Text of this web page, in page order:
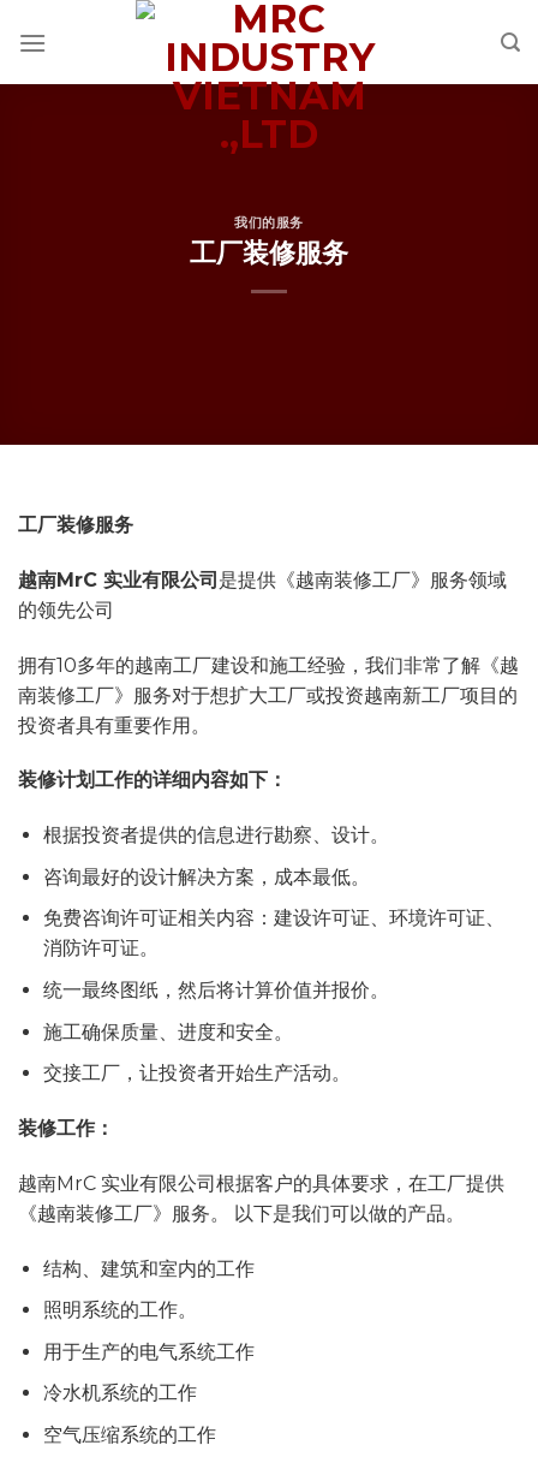
我们的服务
工厂装修服务
工厂装修服务
越南MrC 实业有限公司 是提供《越南装修工厂》服务领域
的领先公司
拥有10多年的越南工厂建设和施工经验，我们非常了解《越
南装修工厂》服务对于想扩大工厂或投资越南新工厂项目的
投资者具有重要作用。
装修计划工作的详细内容如下：
根据投资者提供的信息进行勘察、设计。
咨询最好的设计解决方案，成本最低。
免费咨询许可证相关内容：建设许可证、环境许可证、
消防许可证。
统一最终图纸，然后将计算价值并报价。
施工确保质量、进度和安全。
交接工厂，让投资者开始生产活动。
装修工作：
越南MrC 实业有限公司根据客户的具体要求，在工厂提供
《越南装修工厂》服务。 以下是我们可以做的产品。
结构、建筑和室内的工作
照明系统的工作。
用于生产的电气系统工作
冷水机系统的工作
空气压缩系统的工作